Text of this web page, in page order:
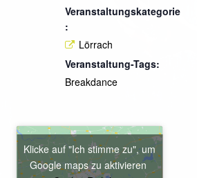
Veranstaltungskategorie
:
Lörrach
Veranstaltung-Tags:
Breakdance
Klicke auf "Ich stimme zu", um
Google maps zu aktivieren